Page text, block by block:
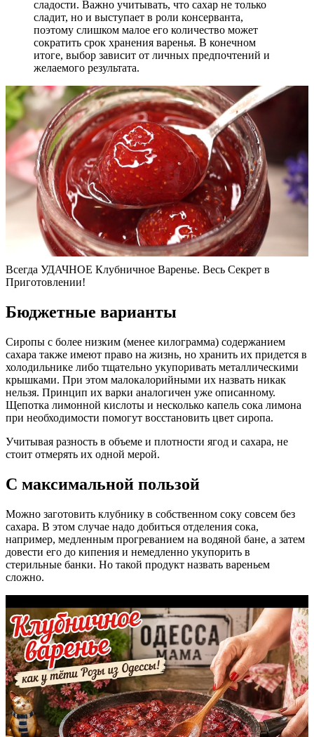
сладости. Важно учитывать, что сахар не только
сладит, но и выступает в роли консерванта,
поэтому слишком малое его количество может
сократить срок хранения варенья. В конечном
итоге, выбор зависит от личных предпочтений и
желаемого результата.
Всегда УДАЧНОЕ Клубничное Варенье. Весь Секрет в
Приготовлении!
Бюджетные варианты
Сиропы с более низким (менее килограмма) содержанием
сахара также имеют право на жизнь, но хранить их придется в
холодильнике либо тщательно укупоривать металлическими
крышками. При этом малокалорийными их назвать никак
нельзя. Принцип их варки аналогичен уже описанному.
Щепотка лимонной кислоты и несколько капель сока лимона
при необходимости помогут восстановить цвет сиропа.
Учитывая разность в объеме и плотности ягод и сахара, не
стоит отмерять их одной мерой.
С максимальной пользой
Можно заготовить клубнику в собственном соку совсем без
сахара. В этом случае надо добиться отделения сока,
например, медленным прогреванием на водяной бане, а затем
довести его до кипения и немедленно укупорить в
стерильные банки. Но такой продукт назвать вареньем
сложно.